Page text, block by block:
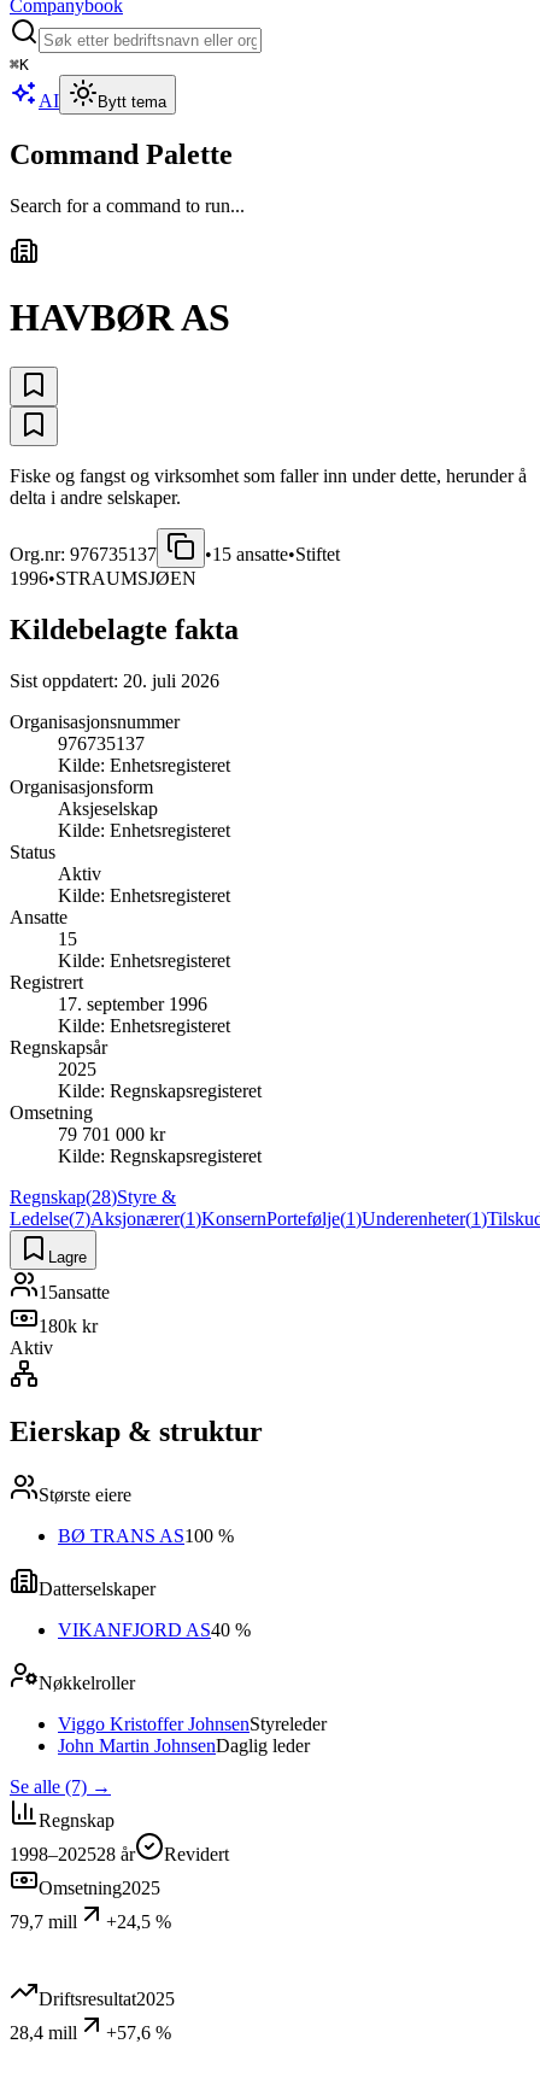
Companybook
⌘K
AI Bytt tema
Command Palette
Search for a command to run...
HAVBØR AS
Fiske og fangst og virksomhet som faller inn under dette, herunder å
delta i andre selskaper.
Org.nr: 976735137 •15 ansatte•Stiftet
1996•STRAUMSJØEN
Kildebelagte fakta
Sist oppdatert: 20. juli 2026
Organisasjonsnummer
976735137
Kilde: Enhetsregisteret
Organisasjonsform
Aksjeselskap
Kilde: Enhetsregisteret
Status
Aktiv
Kilde: Enhetsregisteret
Ansatte
15
Kilde: Enhetsregisteret
Registrert
17. september 1996
Kilde: Enhetsregisteret
Regnskapsår
2025
Kilde: Regnskapsregisteret
Omsetning
79 701 000 kr
Kilde: Regnskapsregisteret
Regnskap(28)Styre &
Ledelse(7)Aksjonærer(1)KonsernPortefølje(1)Underenheter(1)
Lagre
15ansatte
180k kr
Aktiv
Eierskap & struktur
Største eiere
BØ TRANS AS100 %
Datterselskaper
VIKANFJORD AS40 %
Nøkkelroller
Viggo Kristoffer JohnsenStyreleder
John Martin JohnsenDaglig leder
Se alle (7) →
Regnskap
1998–202528 år
Revidert
Omsetning2025
79,7 mill
+24,5 %
Driftsresultat2025
28,4 mill
+57,6 %